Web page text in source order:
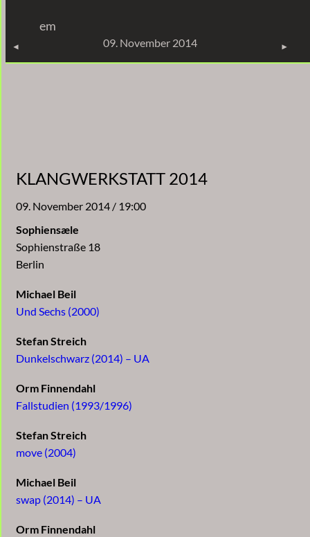
springen
em
09. November 2014
KLANGWERKSTATT 2014
09. November 2014 / 19:00
Sophiensæle
Sophienstraße 18
Berlin
Michael Beil
Und Sechs (2000)
Stefan Streich
Dunkelschwarz (2014) – UA
Orm Finnendahl
Fallstudien (1993/1996)
Stefan Streich
move (2004)
Michael Beil
swap (2014) – UA
Orm Finnendahl